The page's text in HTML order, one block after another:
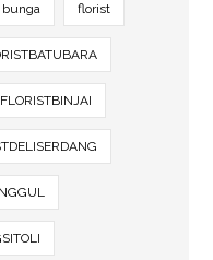
bunga florist
FLORISTBINJAI